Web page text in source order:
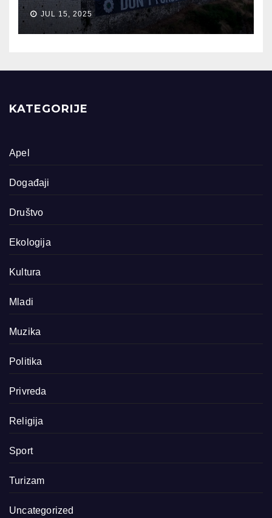
JUL 15, 2025
KATEGORIJE
Apel
Događaji
Društvo
Ekologija
Kultura
Mladi
Muzika
Politika
Privreda
Religija
Sport
Turizam
Uncategorized